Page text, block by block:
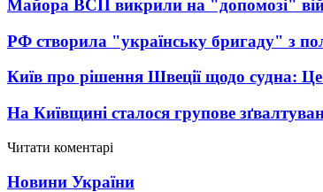
Майора ВСП викрили на "допомозі"
РФ створила "українську бригаду" з
Київ про рішення Швеції щодо судна: Це
На Київщині сталося групове
Читати коментарі
Новини України